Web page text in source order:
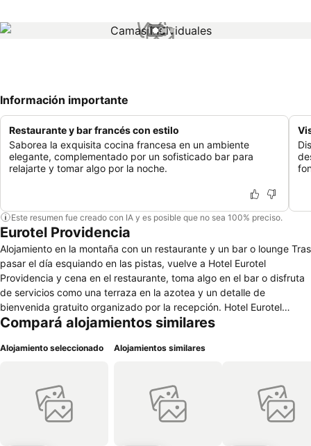
1 / 3
Información importante
Restaurante y bar francés con estilo
Saborea la exquisita cocina francesa en un ambiente
elegante, complementado por un sofisticado bar para
relajarte y tomar algo por la noche.
Este resumen fue creado con IA y es posible que no sea 100% preciso.
Eurotel Providencia
Alojamiento en la montaña con un restaurante y un bar o lounge Tras
pasar el día esquiando en las pistas, vuelve a Hotel Eurotel
Providencia y cena en el restaurante, toma algo en el bar o disfruta
de servicios como una terraza en la azotea y un detalle de
bienvenida gratuito organizado por la recepción. Hotel Eurotel
Providencia ofrece 55 alojamientos con minibar y caja fuerte. Estos
televisión de plasma con canales por cable. Los baños están
acceso a Internet wifi gratis (velocidad: 50 Mbps o más). Los
servicios para las personas de negocios incluyen escritorio y
teléfono. Las habitaciones también incluyen botella de agua gratuita
Compará alojamientos similares
Alojamiento seleccionado Alojamientos similares